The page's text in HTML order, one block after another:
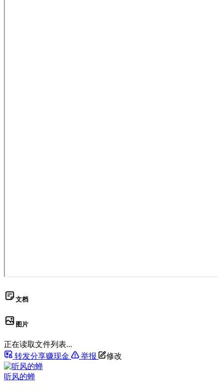
文档
图片
正在读取文件列表...
转发分享赚现金
举报 修改
听风的蝉